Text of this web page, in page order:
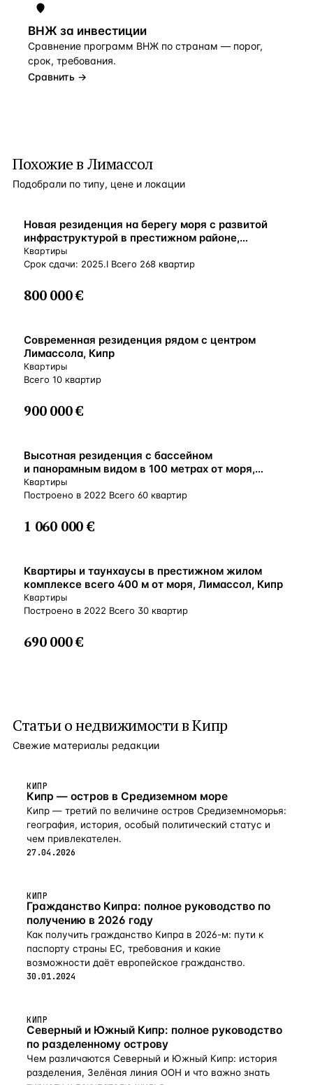
ВНЖ за инвестиции
Сравнение программ ВНЖ по странам — порог,
срок, требования.
Сравнить →
Похожие в Лимассол
Подобрали по типу, цене и локации
ВНЖ
Новая резиденция на берегу моря с развитой
инфраструктурой в престижном районе,
Лимассол, Кипр
Квартиры
Срок сдачи: 2025.I Всего 268 квартир
800 000 €
ВНЖ
Современная резиденция рядом с центром
Лимассола, Кипр
Квартиры
Всего 10 квартир
900 000 €
ВНЖ
Высотная резиденция с бассейном
и панорамным видом в 100 метрах от моря,
Гермасойя, Кипр
Квартиры
Построено в 2022 Всего 60 квартир
1 060 000 €
ВНЖ
Квартиры и таунхаусы в престижном жилом
комплексе всего 400 м от моря, Лимассол, Кипр
Квартиры
Построено в 2022 Всего 30 квартир
690 000 €
Статьи онедвижимости в Кипр
Свежие материалы редакции
КИПР
Кипр — остров в Средиземном море
Кипр — третий по величине остров Средиземноморья:
география, история, особый политический статус и
чем привлекателен.
27.04.2026
КИПР
Гражданство Кипра: полное руководство по
получению в 2026 году
Как получить гражданство Кипра в 2026-м: пути к
паспорту страны ЕС, требования и какие
возможности даёт европейское гражданство.
30.01.2024
КИПР
Северный и Южный Кипр: полное руководство
по разделенному острову
Чем различаются Северный и Южный Кипр: история
разделения, Зелёная линия ООН и что важно знать